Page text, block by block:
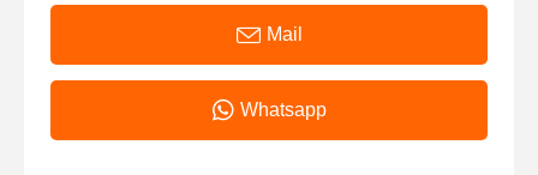
Mail
Whatsapp